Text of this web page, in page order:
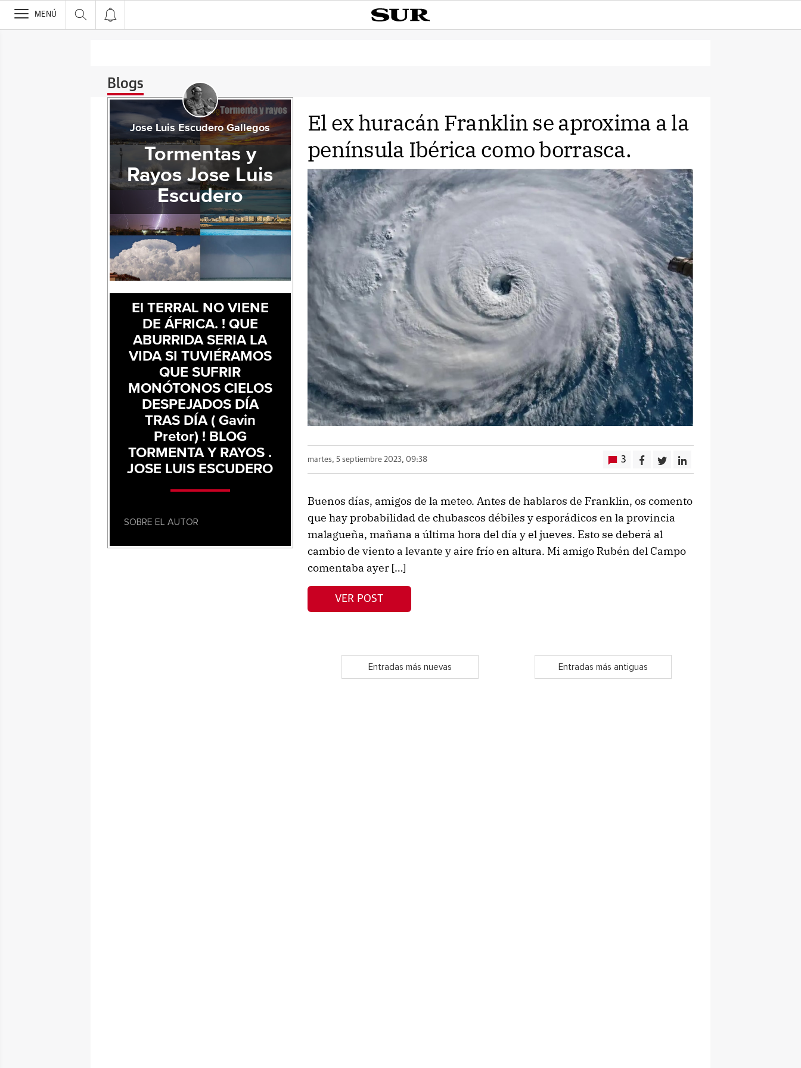
>
MENÚ
Blogs
El ex huracán Franklin se aproxima a la
península Ibérica como borrasca.
martes, 5 septiembre 2023, 09:38 3
Buenos días, amigos de la meteo. Antes de hablaros de Franklin, os comento
que hay probabilidad de chubascos débiles y esporádicos en la provincia
malagueña, mañana a última hora del día y el jueves. Esto se deberá al
cambio de viento a levante y aire frío en altura. Mi amigo Rubén del Campo
comentaba ayer […]
VER POST
Entradas más nuevas Entradas más antiguas
Jose Luis Escudero Gallegos
Tormentas y
Rayos Jose Luis
Escudero
El TERRAL NO VIENE
DE ÁFRICA. ! QUE
ABURRIDA SERIA LA
VIDA SI TUVIÉRAMOS
QUE SUFRIR
MONÓTONOS CIELOS
DESPEJADOS DÍA
TRAS DÍA ( Gavin
Pretor) ! BLOG
TORMENTA Y RAYOS .
JOSE LUIS ESCUDERO
SOBRE EL AUTOR